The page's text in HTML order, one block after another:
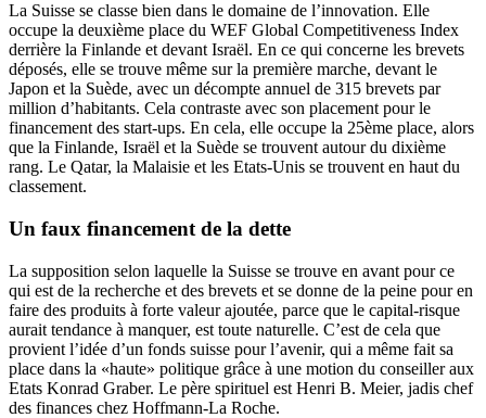
La Suisse se classe bien dans le domaine de l’innovation. Elle
occupe la deuxième place du WEF Global Competitiveness Index
derrière la Finlande et devant Israël. En ce qui concerne les brevets
déposés, elle se trouve même sur la première marche, devant le
Japon et la Suède, avec un décompte annuel de 315 brevets par
million d’habitants. Cela contraste avec son placement pour le
financement des start-ups. En cela, elle occupe la 25ème place, alors
que la Finlande, Israël et la Suède se trouvent autour du dixième
rang. Le Qatar, la Malaisie et les Etats-Unis se trouvent en haut du
classement.
Un faux financement de la dette
La supposition selon laquelle la Suisse se trouve en avant pour ce
qui est de la recherche et des brevets et se donne de la peine pour en
faire des produits à forte valeur ajoutée, parce que le capital-risque
aurait tendance à manquer, est toute naturelle. C’est de cela que
provient l’idée d’un fonds suisse pour l’avenir, qui a même fait sa
place dans la «haute» politique grâce à une motion du conseiller aux
Etats Konrad Graber. Le père spirituel est Henri B. Meier, jadis chef
des finances chez Hoffmann-La Roche.